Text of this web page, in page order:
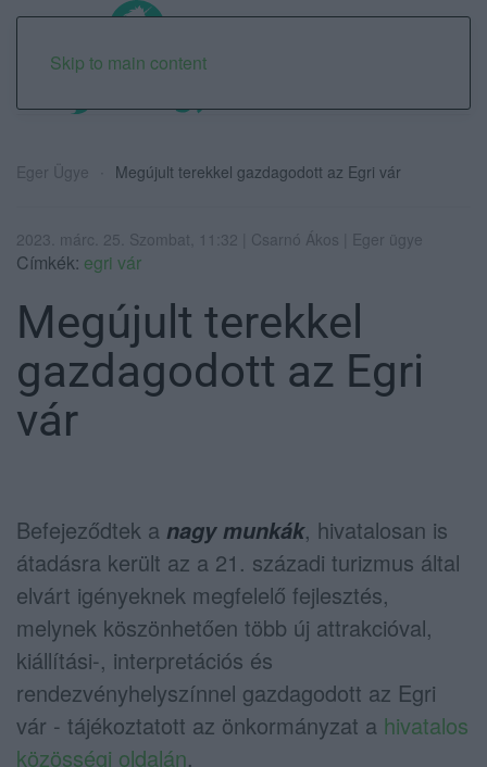
Skip to main content
Eger Ügye Megújult terekkel gazdagodott az Egri vár
2023. márc. 25. Szombat, 11:32 | Csarnó Ákos | Eger ügye
Címkék: egri vár
Megújult terekkel
gazdagodott az Egri
vár
Befejeződtek a nagy munkák, hivatalosan is
átadásra került az a 21. századi turizmus által
elvárt igényeknek megfelelő fejlesztés,
melynek köszönhetően több új attrakcióval,
kiállítási-, interpretációs és
rendezvényhelyszínnel gazdagodott az Egri
vár - tájékoztatott az önkormányzat a hivatalos
közösségi oldalán.